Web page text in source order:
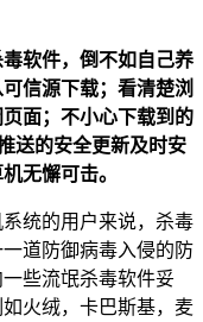
软件，倒不如自己养
信源下载；看清楚浏
面；不小心下载到的
送的安全更新及时安
无懈可击。
统的用户来说，杀毒
道防御病毒入侵的防
些流氓杀毒软件妥
火绒，卡巴斯基，麦